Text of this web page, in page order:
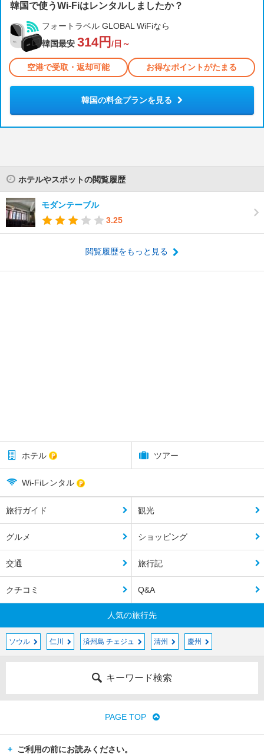
韓国で使うWi-Fiはレンタルしましたか？
フォートラベル GLOBAL WiFiなら
韓国最安 314円 /日～
空港で受取・返却可能 お得なポイントがたまる
韓国の料金プランを見る
ホテルやスポットの閲覧履歴
モダンテーブル
3.25
閲覧履歴をもっと見る
ホテル ツアー
Wi-Fiレンタル
旅行ガイド 観光
グルメ ショッピング
交通 旅行記
クチコミ Q&A
人気の旅行先
ソウル 仁川 済州島 チェジュ 清州 慶州
キーワード検索
PAGE TOP
ご利用の前にお読みください。